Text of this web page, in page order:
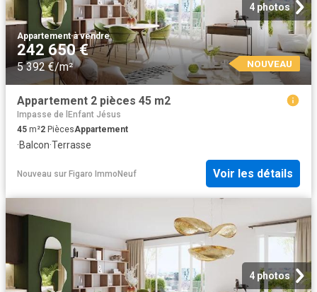
4 photos
Appartement·à vendre
242 650 €
5 392 €/m² NOUVEAU
Appartement 2 pièces 45 m2
Impasse de lEnfant Jésus
45 m²2 PiècesAppartement
·Balcon·Terrasse
Nouveau sur Figaro ImmoNeuf Voir les détails
4 photos